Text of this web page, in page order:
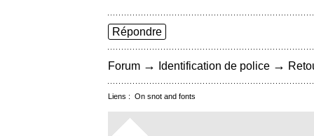
Répondre
Forum → Identification de police →
Liens : On snot and fonts